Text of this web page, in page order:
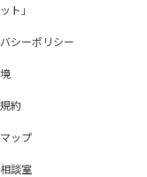
ト」
シーポリシー
約
ップ
談室